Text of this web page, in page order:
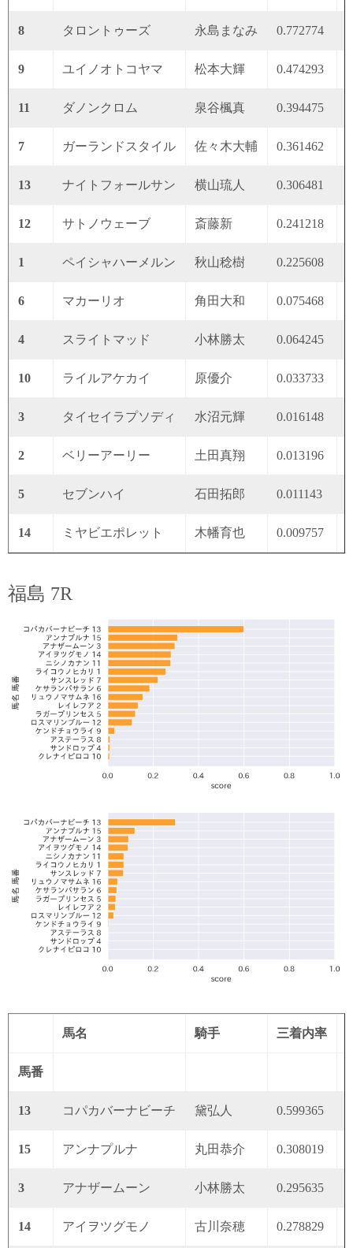
8 タロントゥーズ 永島まなみ 0.772774
9 ユイノオトコヤマ 松本大輝 0.474293
11 ダノンクロム 泉谷楓真 0.394475
7 ガーランドスタイル 佐々木大輔 0.361462
13 ナイトフォールサン 横山琉人 0.306481
12 サトノウェーブ 斎藤新 0.241218
1 ペイシャハーメルン 秋山稔樹 0.225608
6 マカーリオ 角田大和 0.075468
4 スライトマッド 小林勝太 0.064245
10 ライルアケカイ 原優介 0.033733
3 タイセイラプソディ 水沼元輝 0.016148
2 ベリーアーリー 土田真翔 0.013196
5 セブンハイ 石田拓郎 0.011143
14 ミヤビエポレット 木幡育也 0.009757
福島 7R
馬名 騎手 三着内率
馬番
13 コパカバーナビーチ 黛弘人 0.599365
15 アンナプルナ 丸田恭介 0.308019
3 アナザームーン 小林勝太 0.295635
14 アイヲツグモノ 古川奈穂 0.278829